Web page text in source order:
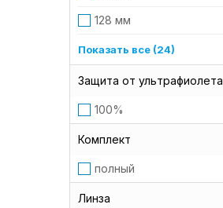
46 мм
48 мм
49 мм
52 мм
128 мм
130 мм
132 мм
134 мм
Показать все (24)
Защита от ультрафиолета
100%
Комплект
полный
Линза